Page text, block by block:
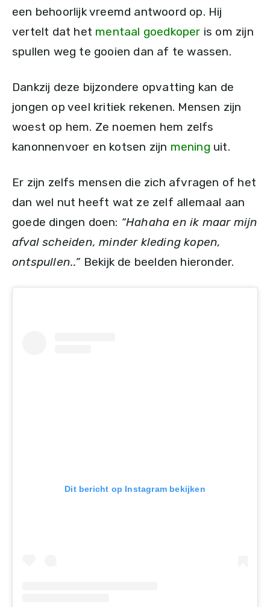
een behoorlijk vreemd antwoord op. Hij
vertelt dat het mentaal goedkoper is om zijn
spullen weg te gooien dan af te wassen.
Dankzij deze bijzondere opvatting kan de
jongen op veel kritiek rekenen. Mensen zijn
woest op hem. Ze noemen hem zelfs
kanonnenvoer en kotsen zijn mening uit.
Er zijn zelfs mensen die zich afvragen of het
dan wel nut heeft wat ze zelf allemaal aan
goede dingen doen: “Hahaha en ik maar mijn
afval scheiden, minder kleding kopen,
ontspullen..” Bekijk de beelden hieronder.
Dit bericht op Instagram bekijken